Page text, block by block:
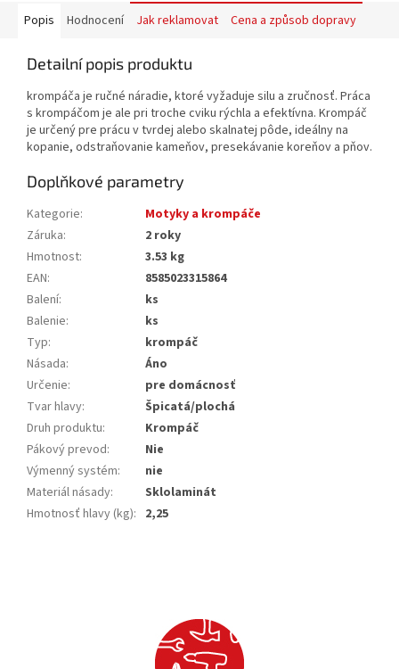
Popis Hodnocení Jak reklamovat Cena a způsob dopravy
Detailní popis produktu
krompáča je ručné náradie, ktoré vyžaduje silu a zručnosť. Práca
s krompáčom je ale pri troche cviku rýchla a efektívna. Krompáč
je určený pre prácu v tvrdej alebo skalnatej pôde, ideálny na
kopanie, odstraňovanie kameňov, presekávanie koreňov a pňov.
Doplňkové parametry
Kategorie:
Motyky a krompáče
Záruka:
2 roky
Hmotnost:
3.53 kg
EAN:
8585023315864
Balení:
ks
Balenie:
ks
Typ:
krompáč
Násada:
Áno
Určenie:
pre domácnosť
Tvar hlavy:
Špicatá/plochá
Druh produktu:
Krompáč
Pákový prevod:
Nie
Výmenný systém:
nie
Materiál násady:
Sklolaminát
Hmotnosť hlavy (kg): 2,25